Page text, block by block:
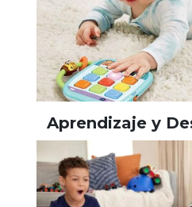
Aprendizaje y